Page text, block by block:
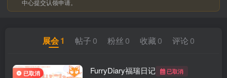
中心提交认领申请。
展会1 帖子 0 粉丝 0 收藏 0 评论 0
已取消 FurryDiary福瑞日记 已取消